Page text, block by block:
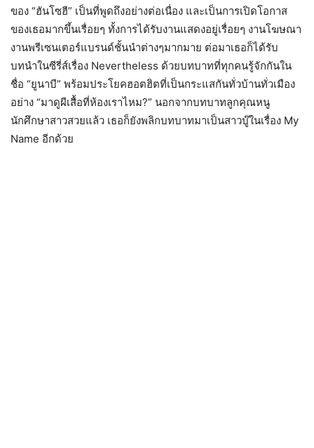
ของ “ฮันโซฮี” เป็นที่พูดถึงอย่างต่อเนื่อง และเป็นการเปิดโอกาส
ของเธอมากขึ้นเรื่อยๆ ทั้งการได้รับงานแสดงอยู่เรื่อยๆ งานโฆษณา
งานพรีเซนเตอร์แบรนด์ชั้นนำต่างๆมากมาย ต่อมาเธอก็ได้รับ
บทนำในซีรี่ส์เรื่อง Nevertheless ด้วยบทบาทที่ทุกคนรู้จักกันใน
ชื่อ “ยูนาบี” พร้อมประโยคฮอตฮิตที่เป็นกระแสกันทั่วบ้านทั่วเมือง
อย่าง “มาดูผีเสื้อที่ห้องเราไหม?” นอกจากบทบาทลูกคุณหนู
นักศึกษาสาวสวยแล้ว เธอก็ยังพลิกบทบาทมาเป็นสาวบู๊ในเรื่อง My
Name อีกด้วย